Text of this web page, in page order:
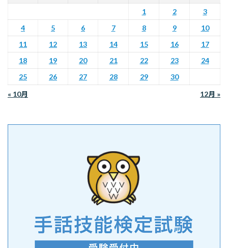
1 2
3
4
5 6 7 8 9
10
11
12 13 14 15 16
17
18
19 20 21 22 23
24
25
26 27 28 29
30
« 10月
12月 »